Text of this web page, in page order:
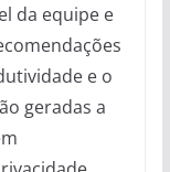
da equipe e
e o
geradas a